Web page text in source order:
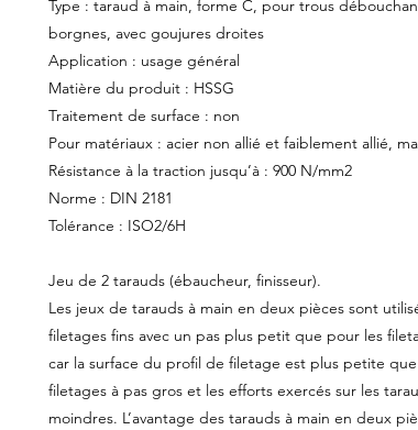
Type : taraud à main, forme C, pour trous
borgnes, avec goujures droites
Application : usage général
Matière du produit : HSSG
Traitement de surface : non
Pour matériaux : acier non allié et faiblement allié,
Résistance à la traction jusqu’à : 900 N/mm2
Norme : DIN 2181
Tolérance : ISO2/6H
Jeu de 2 tarauds (ébaucheur, finisseur).
Les jeux de tarauds à main en deux pièces sont
filetages fins avec un pas plus petit que pour les
car la surface du profil de filetage est plus petite
filetages à pas gros et les efforts exercés sur les
moindres. L’avantage des tarauds à main en deux